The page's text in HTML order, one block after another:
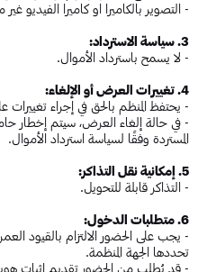
- التصوير بالكاميرا او كاميرا الفيديو
3. سياسة الاسترداد:
- لا يسمح باسترداد الأموال.
4. تغييرات العرض أو الإلغاء:
- يحتفظ المنظم بالحق في إجراء
- في حالة إلغاء العرض، سيتم إخطار
المستردة وفقًا لسياسة استرداد الأموال.
5. إمكانية نقل التذاكر:
- التذاكر قابلة للتحويل.
6. متطلبات الدخول:
- يجب على الحضور الالتزام بالقيود
تحددها الجهة المنظمة.
- قد يُطلب من الحضور تقديم إثبات